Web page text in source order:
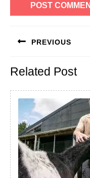
navigatie
PREVIOUS
post:
Related Post